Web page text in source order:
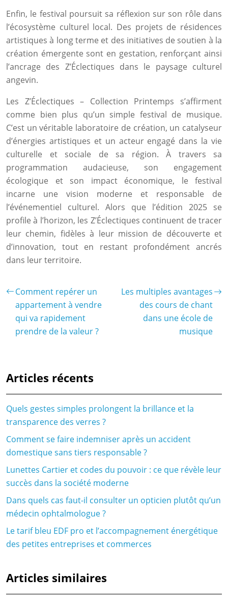
Enfin, le festival poursuit sa réflexion sur son rôle dans
l’écosystème culturel local. Des projets de résidences
artistiques à long terme et des initiatives de soutien à la
création émergente sont en gestation, renforçant ainsi
l’ancrage des Z’Éclectiques dans le paysage culturel
angevin.
Les Z’Éclectiques – Collection Printemps s’affirment
comme bien plus qu’un simple festival de musique.
C’est un véritable laboratoire de création, un catalyseur
d’énergies artistiques et un acteur engagé dans la vie
culturelle et sociale de sa région. À travers sa
programmation audacieuse, son engagement
écologique et son impact économique, le festival
incarne une vision moderne et responsable de
l’événementiel culturel. Alors que l’édition 2025 se
profile à l’horizon, les Z’Éclectiques continuent de tracer
leur chemin, fidèles à leur mission de découverte et
d’innovation, tout en restant profondément ancrés
dans leur territoire.
Comment repérer un
appartement à vendre
qui va rapidement
prendre de la valeur ?
Les multiples avantages
des cours de chant
dans une école de
musique
Articles récents
Quels gestes simples prolongent la brillance et la
transparence des verres ?
Comment se faire indemniser après un accident
domestique sans tiers responsable ?
Lunettes Cartier et codes du pouvoir : ce que révèle leur
succès dans la société moderne
Dans quels cas faut-il consulter un opticien plutôt qu’un
médecin ophtalmologue ?
Le tarif bleu EDF pro et l’accompagnement énergétique
des petites entreprises et commerces
Articles similaires